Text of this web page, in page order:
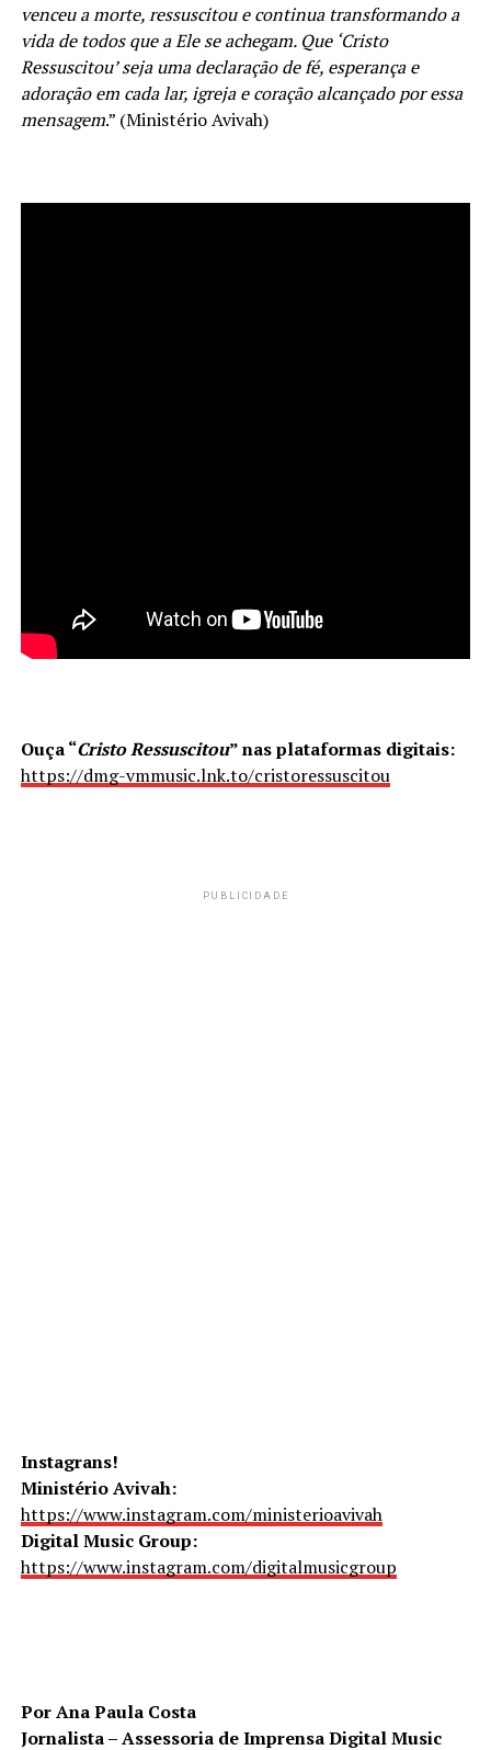
venceu a morte, ressuscitou e continua transformando a
vida de todos que a Ele se achegam. Que ‘Cristo
Ressuscitou’ seja uma declaração de fé, esperança e
adoração em cada lar, igreja e coração alcançado por essa
mensagem.” (Ministério Avivah)
Ouça “Cristo Ressuscitou” nas plataformas digitais:
https://dmg-vmmusic.lnk.to/cristoressuscitou
PUBLICIDADE
Instagrans!
Ministério Avivah:
https://www.instagram.com/ministerioavivah
Digital Music Group:
https://www.instagram.com/digitalmusicgroup
Por Ana Paula Costa
Jornalista – Assessoria de Imprensa Digital Music